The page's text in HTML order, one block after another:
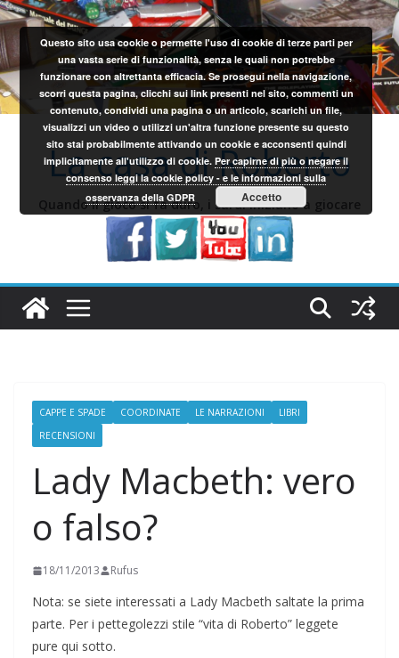
Salta
al
contenuto
La casa di Roberto
Quando il gioco si fa duro, i sardi iniziano a giocare
CAPPE E SPADE COORDINATE LE NARRAZIONI
LIBRI
RECENSIONI
Lady Macbeth: vero
o falso?
18/11/2013 Rufus
Nota: se siete interessati a Lady Macbeth saltate la prima
parte. Per i pettegolezzi stile “vita di Roberto” leggete
pure qui sotto.
Questo sito usa cookie o permette l'uso di cookie di terze parti per
una vasta serie di funzionalità, senza le quali non potrebbe
funzionare con altrettanta efficacia. Se prosegui nella navigazione,
scorri questa pagina, clicchi sui link presenti nel sito, commenti un
contenuto, condividi una pagina o un articolo, scarichi un file,
visualizzi un video o utilizzi un'altra funzione presente su questo
sito stai probabilmente attivando un cookie e acconsenti quindi
implicitamente all'utilizzo di cookie.Per capirne di più o negare il
consenso leggi la cookie policy - e le informazioni sulla
osservanza della GDPR
Accetto